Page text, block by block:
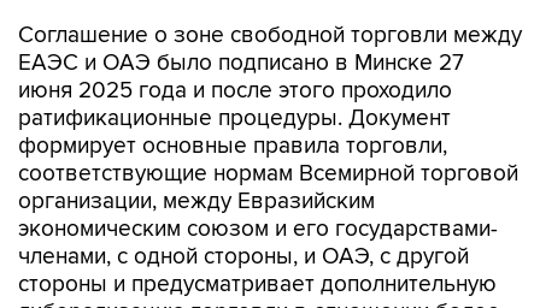
Соглашение о зоне свободной торговли между
ЕАЭС и ОАЭ было подписано в Минске 27
июня 2025 года и после этого проходило
ратификационные процедуры. Документ
формирует основные правила торговли,
соответствующие нормам Всемирной торговой
организации, между Евразийским
экономическим союзом и его государствами-
членами, с одной стороны, и ОАЭ, с другой
стороны и предусматривает дополнительную